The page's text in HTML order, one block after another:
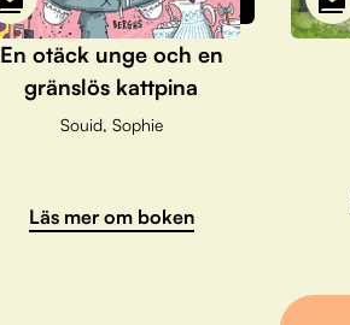
En otäck unge och en
gränslös kattpina
Souid, Sophie
Läs mer om boken